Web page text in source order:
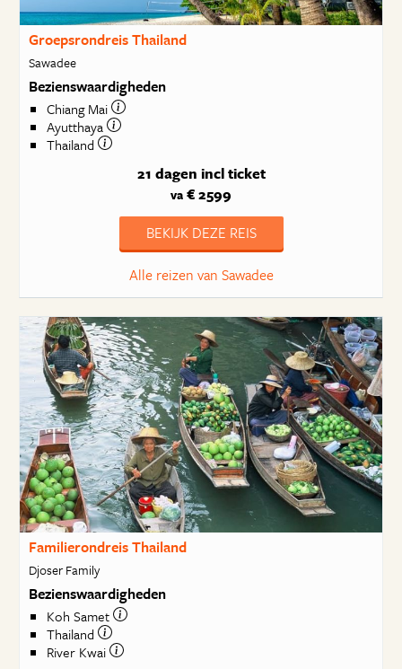
Groepsrondreis Thailand
Sawadee
Bezienswaardigheden
Chiang Mai
Ayutthaya
Thailand
21 dagen incl ticket
va € 2599
BEKIJK DEZE REIS
Alle reizen van Sawadee
Familierondreis Thailand
Djoser Family
Bezienswaardigheden
Koh Samet
Thailand
River Kwai